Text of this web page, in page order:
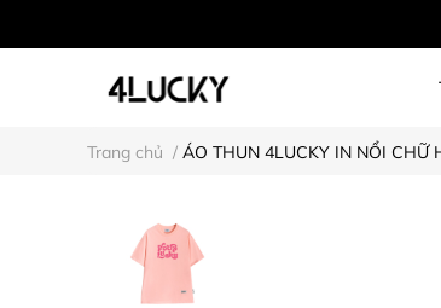
Trang chủ / ÁO THUN 4LUCKY IN NỔI CHỮ